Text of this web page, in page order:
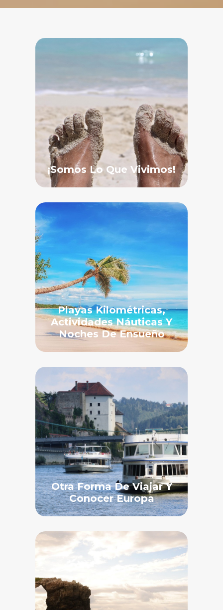
¡Somos Lo Que Vivimos!
Playas Kilométricas,
Actividades Náuticas Y
Noches De Ensueño
Otra Forma De Viajar Y
Conocer Europa